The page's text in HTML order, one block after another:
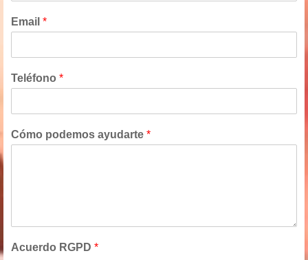
Email *
Teléfono *
Cómo podemos ayudarte *
Acuerdo RGPD *